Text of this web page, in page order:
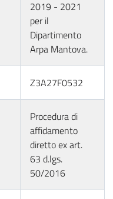
2019 - 2021
per il
Dipartimento
Arpa Mantova.
Z3A27F0532
Procedura di
affidamento
diretto ex art.
63 d.lgs.
50/2016